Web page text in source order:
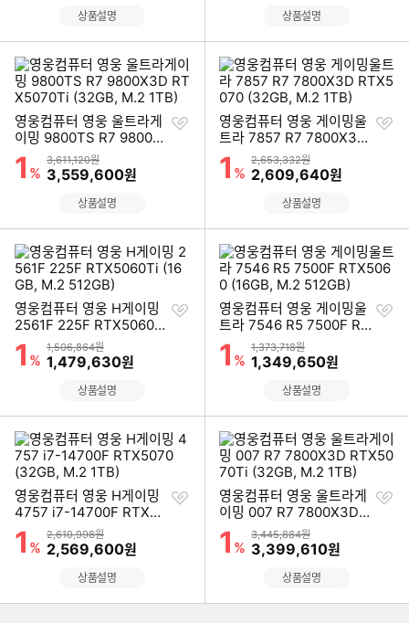
상품설명 상품설명
영웅컴퓨터 영웅 울트라게
이밍 9800TS R7 9800X
3D RTX5070Ti (32GB,
M.2 1TB)
할인률
1 %
상품금액
3,611,120원
할인금액
3,559,600원
찜
상품설명
영웅컴퓨터 영웅 게이밍울
트라 7857 R7 7800X3D
RTX5070 (32GB, M.2 1
TB)
할인률
1 %
상품금액
2,653,332원
할인금액
2,609,640원
찜
상품설명
영웅컴퓨터 영웅 H게이밍
2561F 225F RTX5060Ti
(16GB, M.2 512GB)
할인률
1 %
상품금액
1,506,864원
할인금액
1,479,630원
찜
상품설명
영웅컴퓨터 영웅 게이밍울
트라 7546 R5 7500F RT
X5060 (16GB, M.2 512G
B)
할인률
1 %
상품금액
1,373,718원
할인금액
1,349,650원
찜
상품설명
영웅컴퓨터 영웅 H게이밍
4757 i7-14700F RTX50
70 (32GB, M.2 1TB)
할인률
1 %
상품금액
2,610,998원
할인금액
2,569,600원
찜
상품설명
영웅컴퓨터 영웅 울트라게
이밍 007 R7 7800X3D R
TX5070Ti (32GB, M.2 1
TB)
할인률
1 %
상품금액
3,445,884원
할인금액
3,399,610원
찜
상품설명